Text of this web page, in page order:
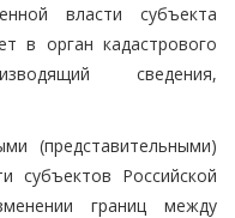
власти субъекта
в орган кадастрового
сведения,
(представительными)
субъектов Российской
границ между